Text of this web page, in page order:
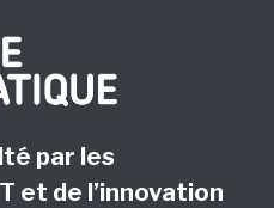
par les
et de l’innovation